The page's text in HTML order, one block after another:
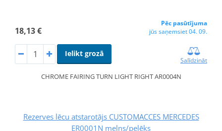
18,13 €
Pēc pasūtījuma
jūs saņemsiet 04. 09.
Ielikt grozā
Salīdzināt
CHROME FAIRING TURN LIGHT RIGHT AR0004N
Rezerves lēcu atstarotājs CUSTOMACCES MERCEDES
ER0001N melns/pelēks